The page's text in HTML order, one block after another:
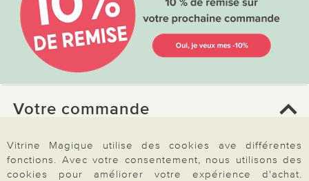
Votre commande
FAQ
Mon compte
Vitrine Magique utilise des cookies ave différentes
fonctions. Avec votre consentement, nous utilisons des
cookies pour améliorer votre expérience d'achat.